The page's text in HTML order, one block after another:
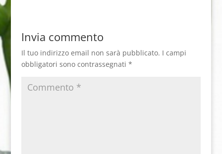
Invia commento
Il tuo indirizzo email non sarà pubblicato. I campi
obbligatori sono contrassegnati *